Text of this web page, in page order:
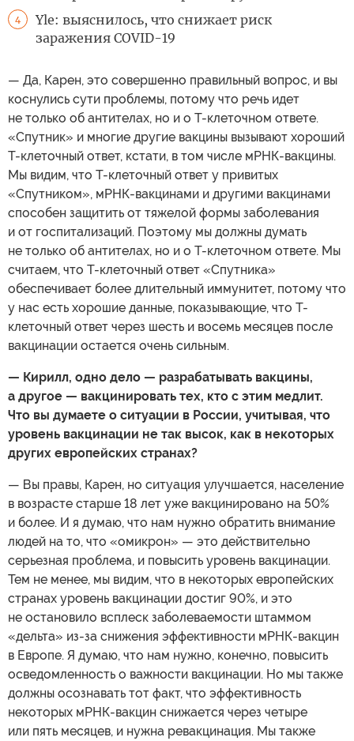
4
Yle: выяснилось, что снижает риск
заражения COVID-19
— Да, Карен, это совершенно правильный вопрос, и вы
коснулись сути проблемы, потому что речь идет
не только об антителах, но и о Т-клеточном ответе.
«Спутник» и многие другие вакцины вызывают хороший
Т-клеточный ответ, кстати, в том числе мРНК-вакцины.
Мы видим, что Т-клеточный ответ у привитых
«Спутником», мРНК-вакцинами и другими вакцинами
способен защитить от тяжелой формы заболевания
и от госпитализаций. Поэтому мы должны думать
не только об антителах, но и о Т-клеточном ответе. Мы
считаем, что Т-клеточный ответ «Спутника»
обеспечивает более длительный иммунитет, потому что
у нас есть хорошие данные, показывающие, что Т-
клеточный ответ через шесть и восемь месяцев после
вакцинации остается очень сильным.
— Кирилл, одно дело — разрабатывать вакцины,
а другое — вакцинировать тех, кто с этим медлит.
Что вы думаете о ситуации в России, учитывая, что
уровень вакцинации не так высок, как в некоторых
других европейских странах?
— Вы правы, Карен, но ситуация улучшается, население
в возрасте старше 18 лет уже вакцинировано на 50%
и более. И я думаю, что нам нужно обратить внимание
людей на то, что «омикрон» — это действительно
серьезная проблема, и повысить уровень вакцинации.
Тем не менее, мы видим, что в некоторых европейских
странах уровень вакцинации достиг 90%, и это
не остановило всплеск заболеваемости штаммом
«дельта» из-за снижения эффективности мРНК-вакцин
в Европе. Я думаю, что нам нужно, конечно, повысить
осведомленность о важности вакцинации. Но мы также
должны осознавать тот факт, что эффективность
некоторых мРНК-вакцин снижается через четыре
или пять месяцев, и нужна ревакцинация. Мы также